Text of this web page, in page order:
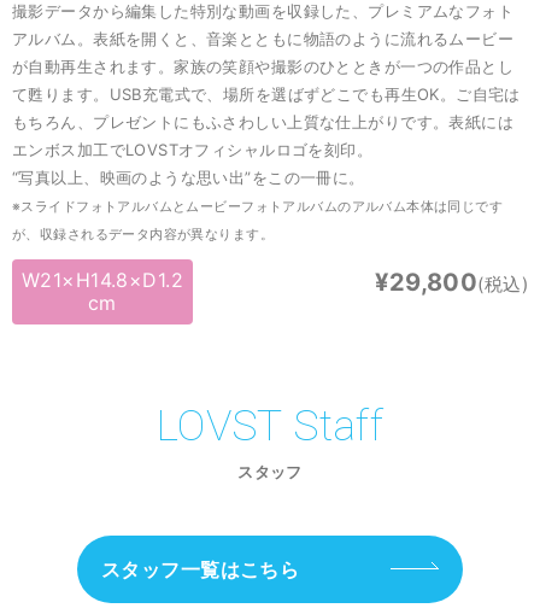
撮影データから編集した特別な動画を収録した、プレミアムなフォト
アルバム。表紙を開くと、音楽とともに物語のように流れるムービー
が自動再生されます。家族の笑顔や撮影のひとときが一つの作品とし
て甦ります。USB充電式で、場所を選ばずどこでも再生OK。ご自宅は
もちろん、プレゼントにもふさわしい上質な仕上がりです。表紙には
エンボス加工でLOVSTオフィシャルロゴを刻印。
“写真以上、映画のような思い出”をこの一冊に。
※スライドフォトアルバムとムービーフォトアルバムのアルバム本体は同じです
が、収録されるデータ内容が異なります。
W21×H14.8×D1.2
cm
¥29,800(税込)
LOVST Staff
スタッフ
スタッフ一覧はこちら